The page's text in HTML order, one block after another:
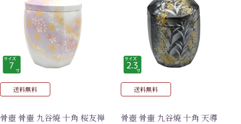
送料無料
骨壺 骨壷 九谷焼 十角 桜友禅
送料無料
骨壺 骨壷 九谷焼 十角 天導